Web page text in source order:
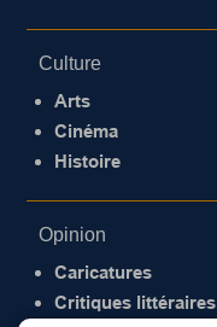
Culture
Arts
Cinéma
Histoire
Opinion
Caricatures
Critiques littéraires